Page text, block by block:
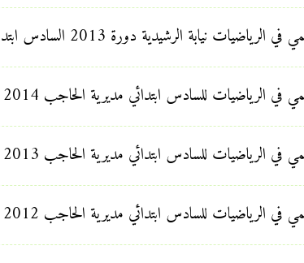
نيابة الرشيدية دورة 2013 السادس ابتدائي
في الرياضيات للسادس ابتدائي مديرية الحاجب 2014
في الرياضيات للسادس ابتدائي مديرية الحاجب 2013
في الرياضيات للسادس ابتدائي مديرية الحاجب 2012